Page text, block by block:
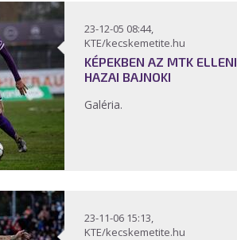
23-12-05 08:44,
KTE/kecskemetite.hu
KÉPEKBEN AZ MTK ELLENI
HAZAI BAJNOKI
Galéria.
23-11-06 15:13,
KTE/kecskemetite.hu